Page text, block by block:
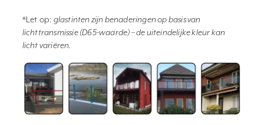
*Let op: glastinten zijn benaderingen op basis van
lichttransmissie (D65-waarde) – de uiteindelijke kleur kan
licht variëren.